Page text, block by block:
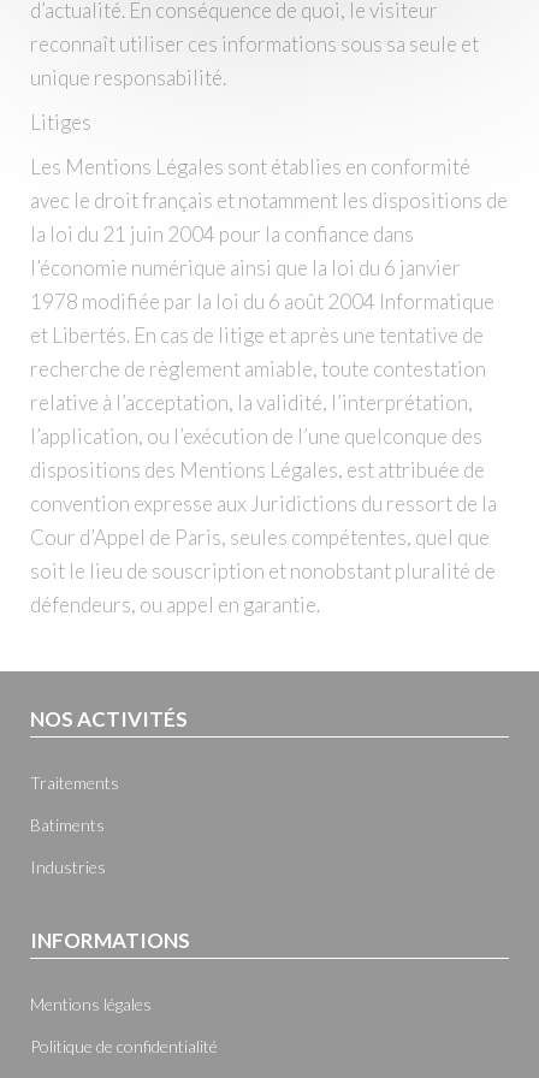
d’actualité. En conséquence de quoi, le visiteur
reconnaît utiliser ces informations sous sa seule et
unique responsabilité.
Litiges
Les Mentions Légales sont établies en conformité
avec le droit français et notamment les dispositions de
la loi du 21 juin 2004 pour la confiance dans
l’économie numérique ainsi que la loi du 6 janvier
1978 modifiée par la loi du 6 août 2004 Informatique
et Libertés. En cas de litige et après une tentative de
recherche de règlement amiable, toute contestation
relative à l’acceptation, la validité, l’interprétation,
l’application, ou l’exécution de l’une quelconque des
dispositions des Mentions Légales, est attribuée de
convention expresse aux Juridictions du ressort de la
Cour d’Appel de Paris, seules compétentes, quel que
soit le lieu de souscription et nonobstant pluralité de
défendeurs, ou appel en garantie.
NOS ACTIVITÉS
Traitements
Batiments
Industries
INFORMATIONS
Mentions légales
Politique de confidentialité